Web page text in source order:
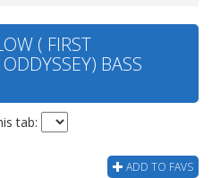
( FIRST
BASS
tab:
ADD TO FAVS